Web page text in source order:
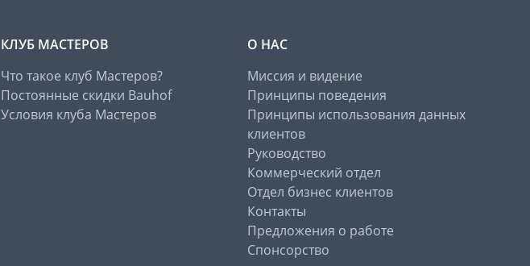
КЛУБ МАСТЕРОВ
Что такое клуб Мастеров?
Постоянные скидки Bauhof
Условия клуба Мастеров
О НАС
Миссия и видение
Принципы поведения
Принципы использования данных
клиентов
Руководство
Коммерческий отдел
Отдел бизнес клиентов
Контакты
Предложения о работе
Спонсорство